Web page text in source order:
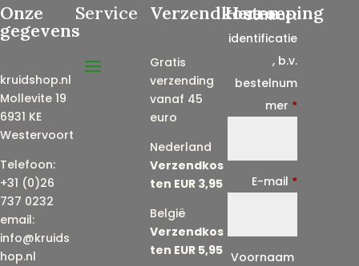
Onze
gegevens
kruidshop.nl
Mollevite 19
6931 KE
Westervoort
Telefoon:
+31 (0)26
737 0232
email:
info@kruids
hop.nl
Service Verzendkosten
Gratis
verzending
vanaf 45
euro
Nederland
Verzendkos
ten EUR 3,95
België
Verzendkos
ten EUR 5,95
Herroeping
Contract
identificatie
, b.v.
bestelnum
mer *
E-mail *
Voornaam